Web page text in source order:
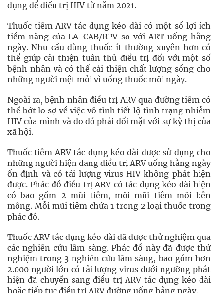
dụng để điều trị HIV từ năm 2021.
Thuốc tiêm ARV tác dụng kéo dài có một số lợi ích
tiềm năng của LA-CAB/RPV so với ART uống hằng
ngày. Nhu cầu dùng thuốc ít thường xuyên hơn có
thể giúp cải thiện tuân thủ điều trị đối với một số
bệnh nhân và có thể cải thiện chất lượng sống cho
những người mệt mỏi vì uống thuốc mỗi ngày.
Ngoài ra, bệnh nhân điều trị ARV qua đường tiêm có
thể bớt lo sợ về việc vô tình tiết lộ tình trạng nhiễm
HIV của mình và do đó phải đối mặt với sự kỳ thị của
xã hội.
Thuốc tiêm ARV tác dụng kéo dài được sử dụng cho
những người hiện đang điều trị ARV uống hằng ngày
ổn định và có tải lượng virus HIV không phát hiện
được. Phác đồ điều trị ARV có tác dụng kéo dài hiện
có bao gồm 2 mũi tiêm, mỗi mũi tiêm mỗi bên
mông. Mỗi mũi tiêm chứa 1 trong 2 loại thuốc trong
phác đồ.
Thuốc ARV tác dụng kéo dài đã được thử nghiệm qua
các nghiên cứu lâm sàng. Phác đồ này đã được thử
nghiệm trong 3 nghiên cứu lâm sàng, bao gồm hơn
2.000 người lớn có tải lượng virus dưới ngưỡng phát
hiện đã chuyển sang điều trị ARV tác dụng kéo dài
hoặc tiếp tục điều trị ARV đường uống hằng ngày.